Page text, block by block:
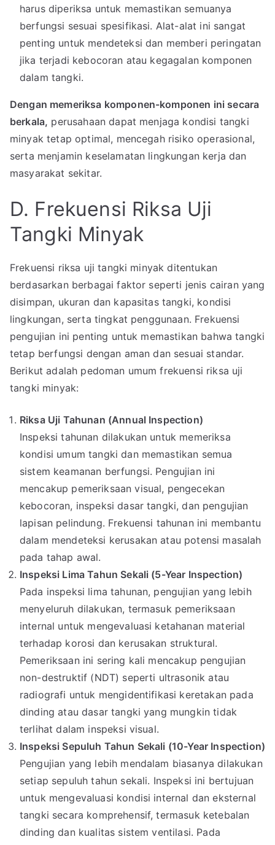
harus diperiksa untuk memastikan semuanya
berfungsi sesuai spesifikasi. Alat-alat ini sangat
penting untuk mendeteksi dan memberi peringatan
jika terjadi kebocoran atau kegagalan komponen
dalam tangki.
Dengan memeriksa komponen-komponen ini secara
berkala, perusahaan dapat menjaga kondisi tangki
minyak tetap optimal, mencegah risiko operasional,
serta menjamin keselamatan lingkungan kerja dan
masyarakat sekitar.
D. Frekuensi Riksa Uji
Tangki Minyak
Frekuensi riksa uji tangki minyak ditentukan
berdasarkan berbagai faktor seperti jenis cairan yang
disimpan, ukuran dan kapasitas tangki, kondisi
lingkungan, serta tingkat penggunaan. Frekuensi
pengujian ini penting untuk memastikan bahwa tangki
tetap berfungsi dengan aman dan sesuai standar.
Berikut adalah pedoman umum frekuensi riksa uji
tangki minyak:
Riksa Uji Tahunan (Annual Inspection)
Inspeksi tahunan dilakukan untuk memeriksa
kondisi umum tangki dan memastikan semua
sistem keamanan berfungsi. Pengujian ini
mencakup pemeriksaan visual, pengecekan
kebocoran, inspeksi dasar tangki, dan pengujian
lapisan pelindung. Frekuensi tahunan ini membantu
dalam mendeteksi kerusakan atau potensi masalah
pada tahap awal.
Inspeksi Lima Tahun Sekali (5-Year Inspection)
Pada inspeksi lima tahunan, pengujian yang lebih
menyeluruh dilakukan, termasuk pemeriksaan
internal untuk mengevaluasi ketahanan material
terhadap korosi dan kerusakan struktural.
Pemeriksaan ini sering kali mencakup pengujian
non-destruktif (NDT) seperti ultrasonik atau
radiografi untuk mengidentifikasi keretakan pada
dinding atau dasar tangki yang mungkin tidak
terlihat dalam inspeksi visual.
Inspeksi Sepuluh Tahun Sekali (10-Year Inspection)
Pengujian yang lebih mendalam biasanya dilakukan
setiap sepuluh tahun sekali. Inspeksi ini bertujuan
untuk mengevaluasi kondisi internal dan eksternal
tangki secara komprehensif, termasuk ketebalan
dinding dan kualitas sistem ventilasi. Pada